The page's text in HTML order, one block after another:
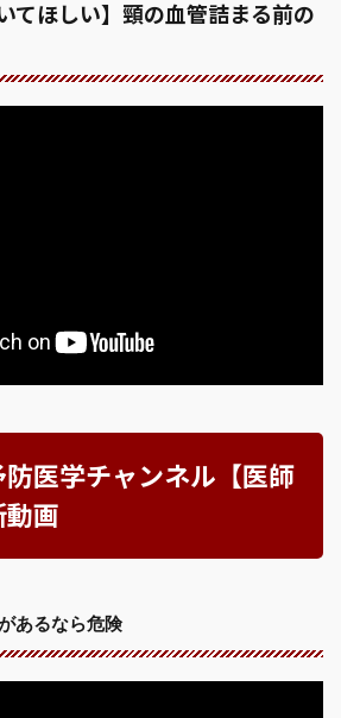
てほしい】頸の血管詰まる前の
防医学チャンネル【医師
画
あるなら危険